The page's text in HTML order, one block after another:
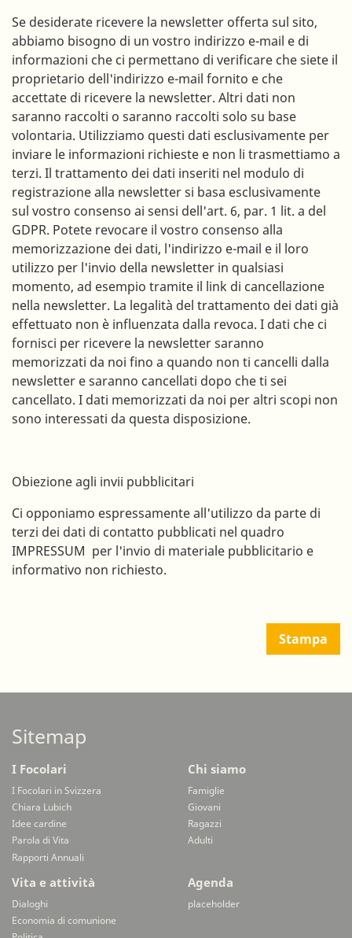
Se desiderate ricevere la newsletter offerta sul sito,
abbiamo bisogno di un vostro indirizzo e-mail e di
informazioni che ci permettano di verificare che siete il
proprietario dell'indirizzo e-mail fornito e che
accettate di ricevere la newsletter. Altri dati non
saranno raccolti o saranno raccolti solo su base
volontaria. Utilizziamo questi dati esclusivamente per
inviare le informazioni richieste e non li trasmettiamo a
terzi. Il trattamento dei dati inseriti nel modulo di
registrazione alla newsletter si basa esclusivamente
sul vostro consenso ai sensi dell'art. 6, par. 1 lit. a del
GDPR. Potete revocare il vostro consenso alla
memorizzazione dei dati, l'indirizzo e-mail e il loro
utilizzo per l'invio della newsletter in qualsiasi
momento, ad esempio tramite il link di cancellazione
nella newsletter. La legalità del trattamento dei dati già
effettuato non è influenzata dalla revoca. I dati che ci
fornisci per ricevere la newsletter saranno
memorizzati da noi fino a quando non ti cancelli dalla
newsletter e saranno cancellati dopo che ti sei
cancellato. I dati memorizzati da noi per altri scopi non
sono interessati da questa disposizione.
Obiezione agli invii pubblicitari
Ci opponiamo espressamente all'utilizzo da parte di
terzi dei dati di contatto pubblicati nel quadro
IMPRESSUM per l'invio di materiale pubblicitario e
informativo non richiesto.
Stampa
Sitemap
I Focolari
I Focolari in Svizzera
Chiara Lubich
Idee cardine
Parola di Vita
Rapporti Annuali
Chi siamo
Famiglie
Giovani
Ragazzi
Adulti
Vita e attività
Dialoghi
Economia di comunione
Agenda
placeholder